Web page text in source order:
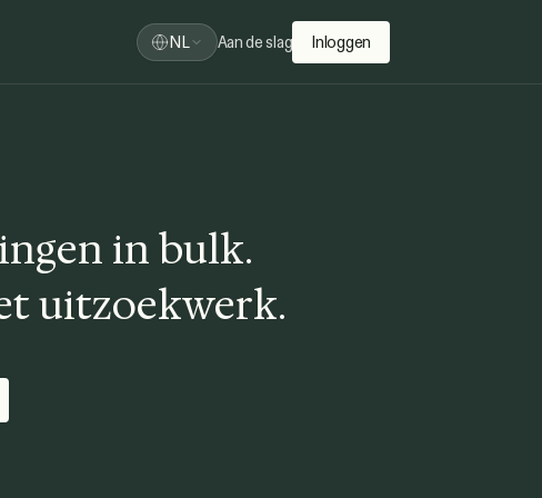
NL Aan de slag Inloggen
in bulk.
uitzoekwerk.